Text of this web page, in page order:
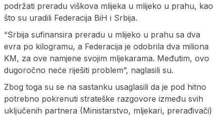
podržati preradu viškova mlijeka u mlijeko u prahu, kao
što su uradili Federacija BiH i Srbija.
“Srbija sufinansira preradu u mlijeko u prahu sa dva
evra po kilogramu, a Federacija je odobrila dva miliona
KM, za ove namjene svojim mljekarama. Međutim, ovo
dugoročno neće riješiti problem”, naglasili su.
Zbog toga su se na sastanku usaglasili da je pod hitno
potrebno pokrenuti strateške razgovore između svih
uključenih partnera (Ministarstvo, mljekari, prerađivači)